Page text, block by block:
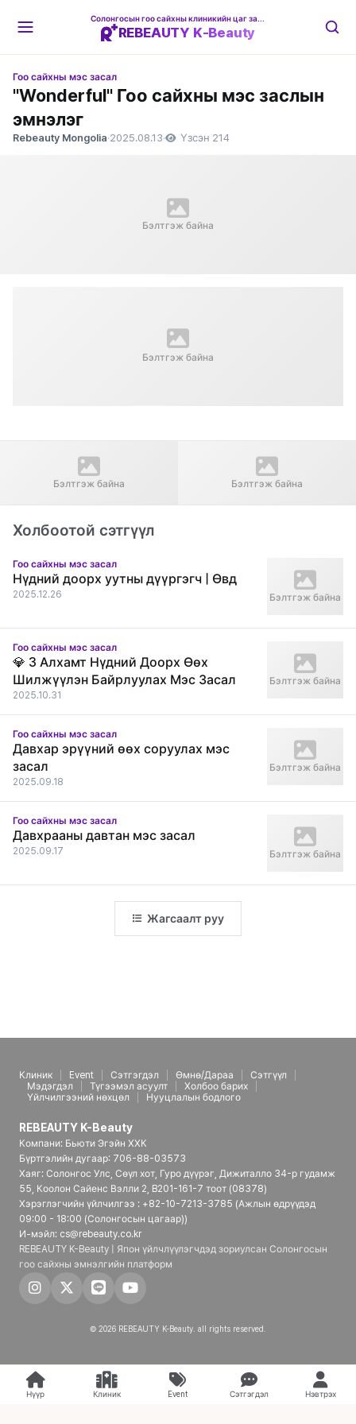
REBEAUTY K-Beauty
Гоо сайхны мэс засал
"Wonderful" Гоо сайхны мэс заслын
эмнэлэг
Rebeauty Mongolia·2025.08.13· Үзсэн 214
Бэлтгэж байна
Бэлтгэж байна
Өмнөх нийтлэл
Your Wonderful Change! With Re
Beauty Mongolia
Бэлтгэж байна
Дараагийн нийтлэл
"Wonderful" Гоо сайхны мэс
заслын эмнэлэг Before & After
Бэлтгэж байна
Холбоотой сэтгүүл
Гоо сайхны мэс засал
Нүдний доорх уутны дүүргэгч | Өвд
2025.12.26 Бэлтгэж байна
Гоо сайхны мэс засал
💎 3 Алхамт Нүдний Доорх Өөх
Шилжүүлэн Байрлуулах Мэс Засал
2025.10.31
Бэлтгэж байна
Гоо сайхны мэс засал
Давхар эрүүний өөх соруулах мэс
засал
2025.09.18
Бэлтгэж байна
Гоо сайхны мэс засал
Давхрааны давтан мэс засал
2025.09.17 Бэлтгэж байна
Жагсаалт руу
Клиник Event Сэтгэгдэл Өмнө/Дараа
Сэтгүүл
Мэдэгдэл
Түгээмэл асуулт
Холбоо барих
Үйлчилгээний нөхцөл
Нууцлалын бодлого
REBEAUTY K-Beauty
Компани: Бьюти Эгэйн ХХК
Бүртгэлийн дугаар: 706-88-03573
Хаяг: Солонгос Улс, Сөүл хот, Гуро дүүрэг, Дижиталло 34-р гудамж
55, Коолон Сайенс Вэлли 2, B201-161-7 тоот (08378)
Хэрэглэгчийн үйлчилгээ : +82-10-7213-3785 (Ажлын өдрүүдэд
09:00 - 18:00 (Солонгосын цагаар))
И-мэйл: cs@rebeauty.co.kr
REBEAUTY K-Beauty | Япон үйлчлүүлэгчдэд зориулсан Солонгосын
гоо сайхны эмнэлгийн платформ
© 2026 REBEAUTY K-Beauty. all rights reserved.
Нүүр Клиник Event Сэтгэгдэл Нэвтрэх